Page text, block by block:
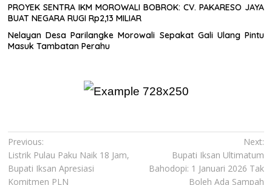
PROYEK SENTRA IKM MOROWALI BOBROK: CV. PAKARESO JAYA
BUAT NEGARA RUGI Rp2,13 MILIAR
Nelayan Desa Parilangke Morowali Sepakat Gali Ulang Pintu
Masuk Tambatan Perahu
Navigasi
pos
Previous:
Listrik Pulau Paku Naik 18 Jam,
Bupati Iksan Apresiasi
Komitmen PLN
Next:
Bupati Iksan Ultimatum
Bahodopi: 1 Januari 2026 Tak
Boleh Ada Sampah